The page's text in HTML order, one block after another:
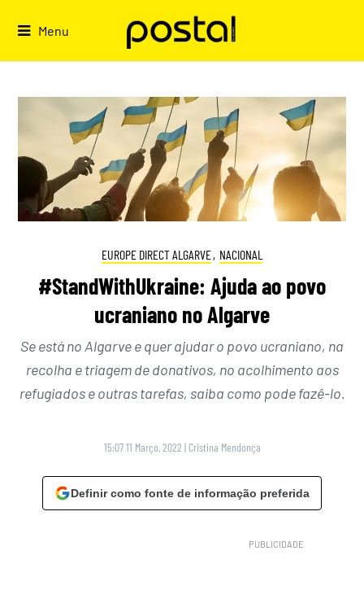
Menu
EUROPE DIRECT ALGARVE, NACIONAL
#StandWithUkraine: Ajuda ao povo
ucraniano no Algarve
Se está no Algarve e quer ajudar o povo ucraniano, na
recolha e triagem de donativos, no acolhimento aos
refugiados e outras tarefas, saiba como pode fazê-lo.
15:07 11 Março, 2022 | Cristina Mendonça
Definir como fonte de informação preferida